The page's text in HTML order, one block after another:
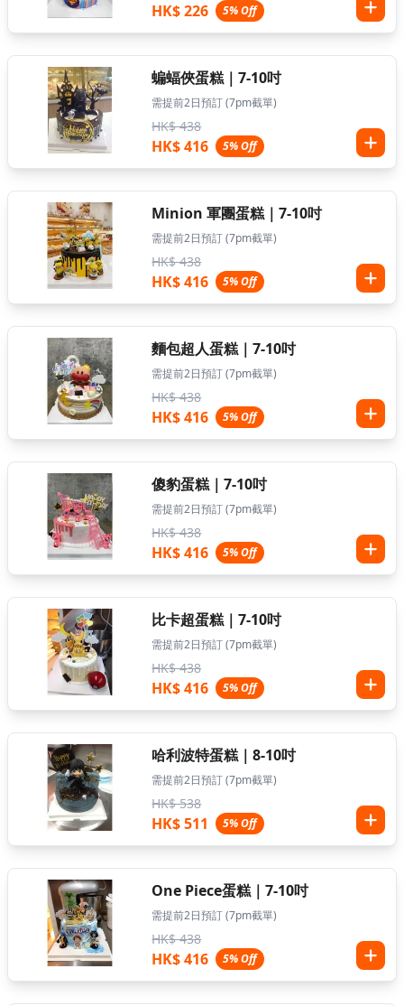
HK$ 226 5% Off
蝙蝠俠蛋糕｜7-10吋
需提前2日預訂 (7pm截單)
HK$ 438
HK$ 416 5% Off
Minion 軍團蛋糕｜7-10吋
需提前2日預訂 (7pm截單)
HK$ 438
HK$ 416 5% Off
麵包超人蛋糕｜7-10吋
需提前2日預訂 (7pm截單)
HK$ 438
HK$ 416 5% Off
傻豹蛋糕｜7-10吋
需提前2日預訂 (7pm截單)
HK$ 438
HK$ 416 5% Off
比卡超蛋糕｜7-10吋
需提前2日預訂 (7pm截單)
HK$ 438
HK$ 416 5% Off
哈利波特蛋糕｜8-10吋
需提前2日預訂 (7pm截單)
HK$ 538
HK$ 511 5% Off
One Piece蛋糕｜7-10吋
需提前2日預訂 (7pm截單)
HK$ 438
HK$ 416 5% Off